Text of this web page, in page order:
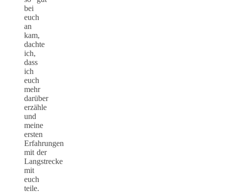
bei
euch
an
kam,
dachte
ich,
dass
ich
euch
mehr
darüber
erzähle
und
meine
ersten
Erfahrungen
mit der
Langstrecke
mit
euch
teile.